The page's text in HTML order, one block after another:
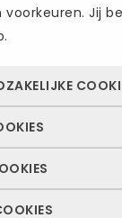
voorkeuren. Jij
zorgen ervoor
en kunnen
als jij iets
zien we
komen